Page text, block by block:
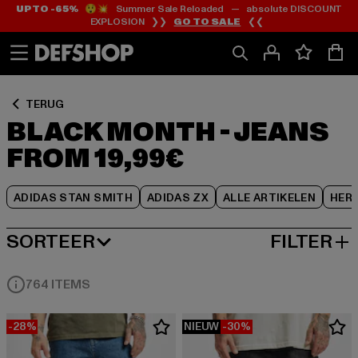
Ga
naar
Ga
naar
UP TO -65%😲💥 Summer Sale Reloaded — absolute DISCOUNT
EXPLOSION ❯❯ GO TO SALE ❮❮
TERUG
BLACK MONTH - JEANS
FROM 19,99€
ADIDAS STAN SMITH ADIDAS ZX ALLE ARTIKELEN
Ga
naar
Rooster
SORTEER
MEEST POPULAIRE FILTER
764 ITEMS
-28% NIEUW -30%